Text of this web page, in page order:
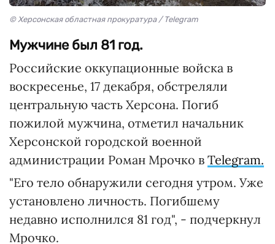
© Херсонская областная прокуратура / Telegram
Мужчине был 81 год.
Российские оккупационные войска в
воскресенье, 17 декабря, обстреляли
центральную часть Херсона. Погиб
пожилой мужчина, отметил начальник
Херсонской городской военной
администрации Роман Мрочко в Telegram.
"Его тело обнаружили сегодня утром. Уже
установлено личность. Погибшему
недавно исполнился 81 год", - подчеркнул
Мрочко.